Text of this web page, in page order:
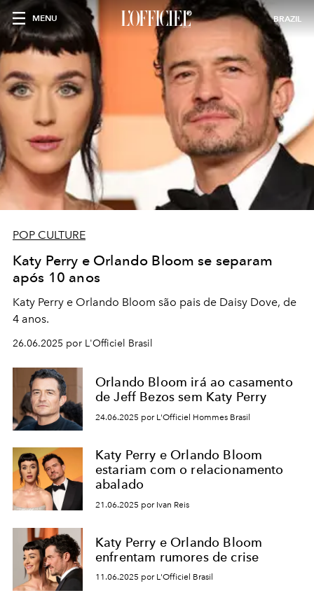
MENU BRAZIL
POP CULTURE
Katy Perry e Orlando Bloom se separam
após 10 anos
Katy Perry e Orlando Bloom são pais de Daisy Dove, de
4 anos.
26.06.2025 por L'Officiel Brasil
Orlando Bloom irá ao casamento
de Jeff Bezos sem Katy Perry
24.06.2025 por L'Officiel Hommes Brasil
Katy Perry e Orlando Bloom
estariam com o relacionamento
abalado
21.06.2025 por Ivan Reis
Katy Perry e Orlando Bloom
enfrentam rumores de crise
11.06.2025 por L'Officiel Brasil